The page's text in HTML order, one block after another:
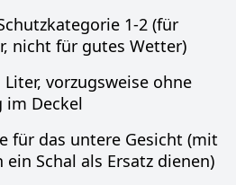
1-2 (für
nicht für gutes Wetter)
vorzugsweise ohne
im Deckel
für das untere Gesicht (mit
Schal als Ersatz dienen)